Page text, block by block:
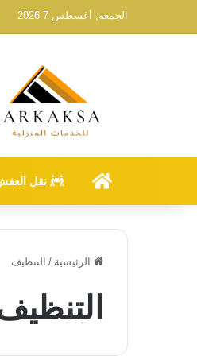
الجمعة, أغسطس 7 2026
الرئيسيه نقل
الرئيسية / التنظيف